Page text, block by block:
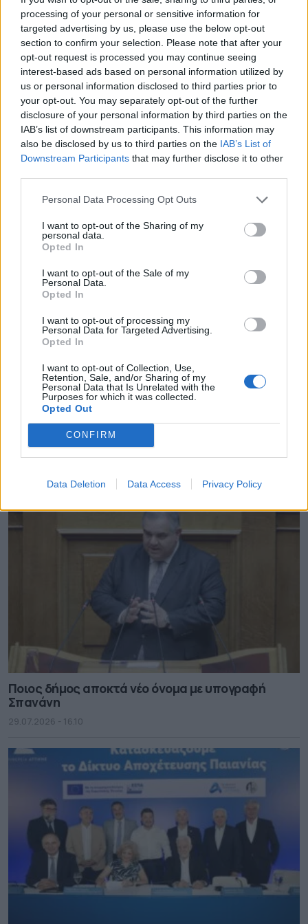
processing of your personal or sensitive information for
targeted advertising by us, please use the below opt-out
section to confirm your selection. Please note that after your
opt-out request is processed you may continue seeing
interest-based ads based on personal information utilized by
us or personal information disclosed to third parties prior to
your opt-out. You may separately opt-out of the further
disclosure of your personal information by third parties on the
IAB’s list of downstream participants. This information may
also be disclosed by us to third parties on the IAB’s List of
Downstream Participants that may further disclose it to other
Personal Data Processing Opt Outs
I want to opt-out of the Sharing of my
personal data.
Opted In
I want to opt-out of the Sale of my
Personal Data.
Opted In
I want to opt-out of processing my
Personal Data for Targeted Advertising.
Opted In
I want to opt-out of Collection, Use,
Retention, Sale, and/or Sharing of my
Personal Data that Is Unrelated with the
Purposes for which it was collected.
Opted Out
CONFIRM
Data Deletion Data Access Privacy Policy
συνάντησή του με τον Ηλ. Υφαντή
30.07.2026 - 10.33
Συνάντηση Λιβάνιου – Γαρδέρη για τα μεγάλα έργα
της Κύθνου
Ποιος δήμος αποκτά νέο όνομα με υπογραφή
Σπανάνη
29.07.2026 - 16.10